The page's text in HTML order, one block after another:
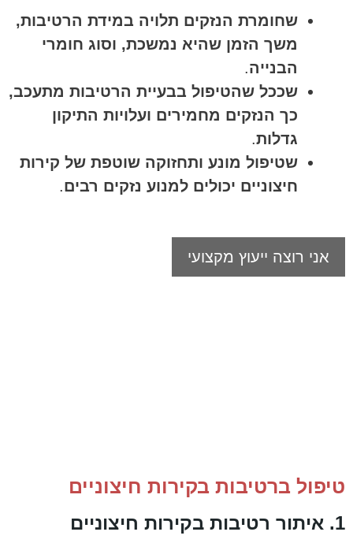
שחומרת הנזקים תלויה במידת הרטיבות,
משך הזמן שהיא נמשכת, וסוג חומרי
הבנייה.
שככל שהטיפול בבעיית הרטיבות מתעכב,
כך הנזקים מחמירים ועלויות התיקון
גדלות.
שטיפול מונע ותחזוקה שוטפת של קירות
חיצוניים יכולים למנוע נזקים רבים.
אני רוצה ייעוץ מקצועי
טיפול ברטיבות בקירות חיצוניים
1. איתור רטיבות בקירות חיצוניים